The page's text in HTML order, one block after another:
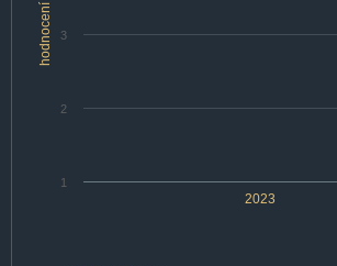
hodnocení
2023
1
2
3